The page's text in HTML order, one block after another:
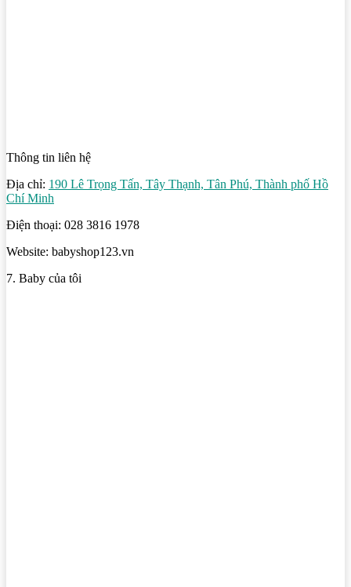
Thông tin liên hệ
Địa chỉ: 190 Lê Trọng Tấn, Tây Thạnh, Tân Phú, Thành phố Hồ
Chí Minh
Điện thoại: 028 3816 1978
Website: babyshop123.vn
7. Baby của tôi